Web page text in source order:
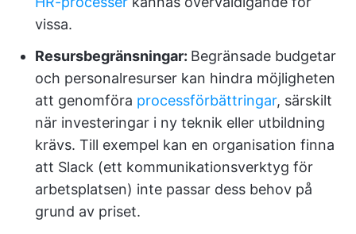
vissa.
Resursbegränsningar: Begränsade budgetar
och personalresurser kan hindra möjligheten
att genomföra processförbättringar, särskilt
när investeringar i ny teknik eller utbildning
krävs. Till exempel kan en organisation finna
att Slack (ett kommunikationsverktyg för
arbetsplatsen) inte passar dess behov på
grund av priset.